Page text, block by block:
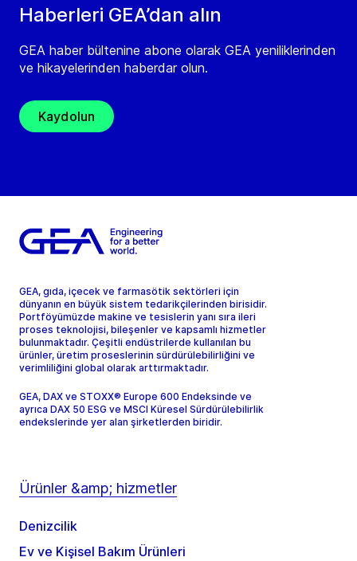
Haberleri GEA’dan alın
GEA haber bültenine abone olarak GEA yeniliklerinden
ve hikayelerinden haberdar olun.
Kaydolun
GEA, gıda, içecek ve farmasötik sektörleri için
dünyanın en büyük sistem tedarikçilerinden birisidir.
Portföyümüzde makine ve tesislerin yanı sıra ileri
proses teknolojisi, bileşenler ve kapsamlı hizmetler
bulunmaktadır. Çeşitli endüstrilerde kullanılan bu
ürünler, üretim proseslerinin sürdürülebilirliğini ve
verimliliğini global olarak arttırmaktadır.
GEA, DAX ve STOXX® Europe 600 Endeksinde ve
ayrıca DAX 50 ESG ve MSCI Küresel Sürdürülebilirlik
endekslerinde yer alan şirketlerden biridir.
Ürünler &amp; hizmetler
Denizcilik
Ev ve Kişisel Bakım Ürünleri